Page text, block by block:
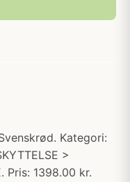
Kategori:
>
Pris: 1398.00 kr.